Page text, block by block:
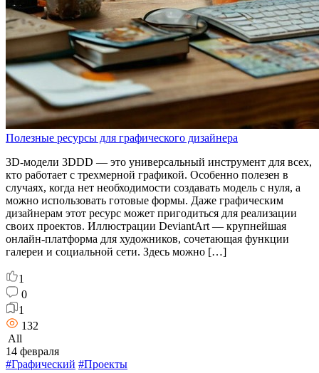
Полезные ресурсы для графического дизайнера
3D-модели 3DDD — это универсальный инструмент для всех,
кто работает с трехмерной графикой. Особенно полезен в
случаях, когда нет необходимости создавать модель с нуля, а
можно использовать готовые формы. Даже графическим
дизайнерам этот ресурс может пригодиться для реализации
своих проектов. Иллюстрации DeviantArt — крупнейшая
онлайн-платформа для художников, сочетающая функции
галереи и социальной сети. Здесь можно […]
1
0
1
132
All
14 февраля
#Графический #Проекты